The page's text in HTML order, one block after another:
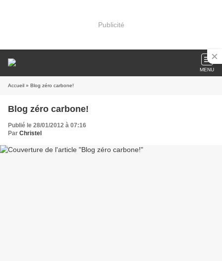
Publicité
MENU
Accueil » Blog zéro carbone!
Blog zéro carbone!
Publié le 28/01/2012 à 07:16
Par Christel